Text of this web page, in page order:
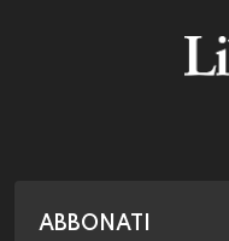
ABBONATI